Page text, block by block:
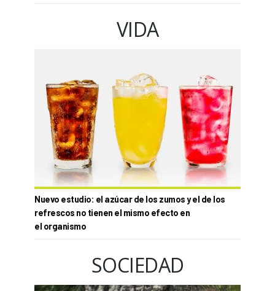
VIDA
Nuevo estudio: el azúcar de los zumos y el de los
refrescos no tienen el mismo efecto en
el organismo
SOCIEDAD